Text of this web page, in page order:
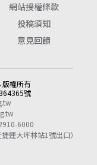
網站授權條款
投稿須知
意見回饋
權所有
號
6000
運大坪林站1號出口）